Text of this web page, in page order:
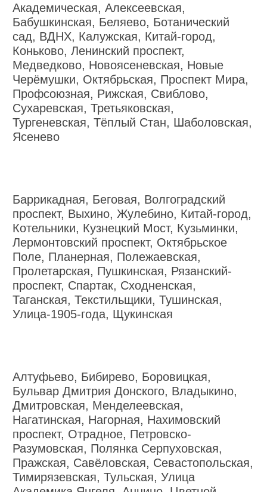
Академическая, Алексеевская,
Бабушкинская, Беляево, Ботанический
сад, ВДНХ, Калужская, Китай-город,
Коньково, Ленинский проспект,
Медведково, Новоясеневская, Новые
Черёмушки, Октябрьская, Проспект Мира,
Профсоюзная, Рижская, Свиблово,
Сухаревская, Третьяковская,
Тургеневская, Тёплый Стан, Шаболовская,
Ясенево
Баррикадная, Беговая, Волгоградский
проспект, Выхино, Жулебино, Китай-город,
Котельники, Кузнецкий Мост, Кузьминки,
Лермонтовский проспект, Октябрьское
Поле, Планерная, Полежаевская,
Пролетарская, Пушкинская, Рязанский-
проспект, Спартак, Сходненская,
Таганская, Текстильщики, Тушинская,
Улица-1905-года, Щукинская
Алтуфьево, Бибирево, Боровицкая,
Бульвар Дмитрия Донского, Владыкино,
Дмитровская, Менделеевская,
Нагатинская, Нагорная, Нахимовский
проспект, Отрадное, Петровско-
Разумовская, Полянка Серпуховская,
Пражская, Савёловская, Севастопольская,
Тимирязевская, Тульская, Улица